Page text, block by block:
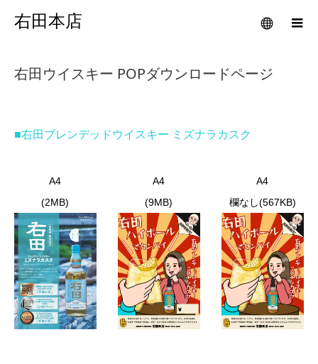
右田本店
右田ウイスキー POPダウンロードページ
■右田ブレンデッドウイスキー ミズナラカスク
A4
(2MB)
A4
(9MB)
A4
欄なし(567KB)